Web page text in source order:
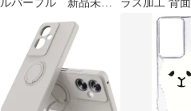
ルパープル 新品未使
ラス加工 背面
護フィルム